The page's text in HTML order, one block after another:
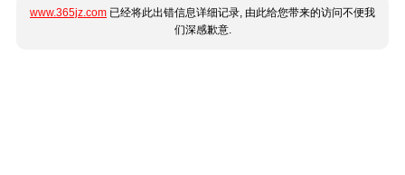
www.365jz.com 已经将此出错信息详细记录, 由此给您带来的访问不便我
们深感歉意.